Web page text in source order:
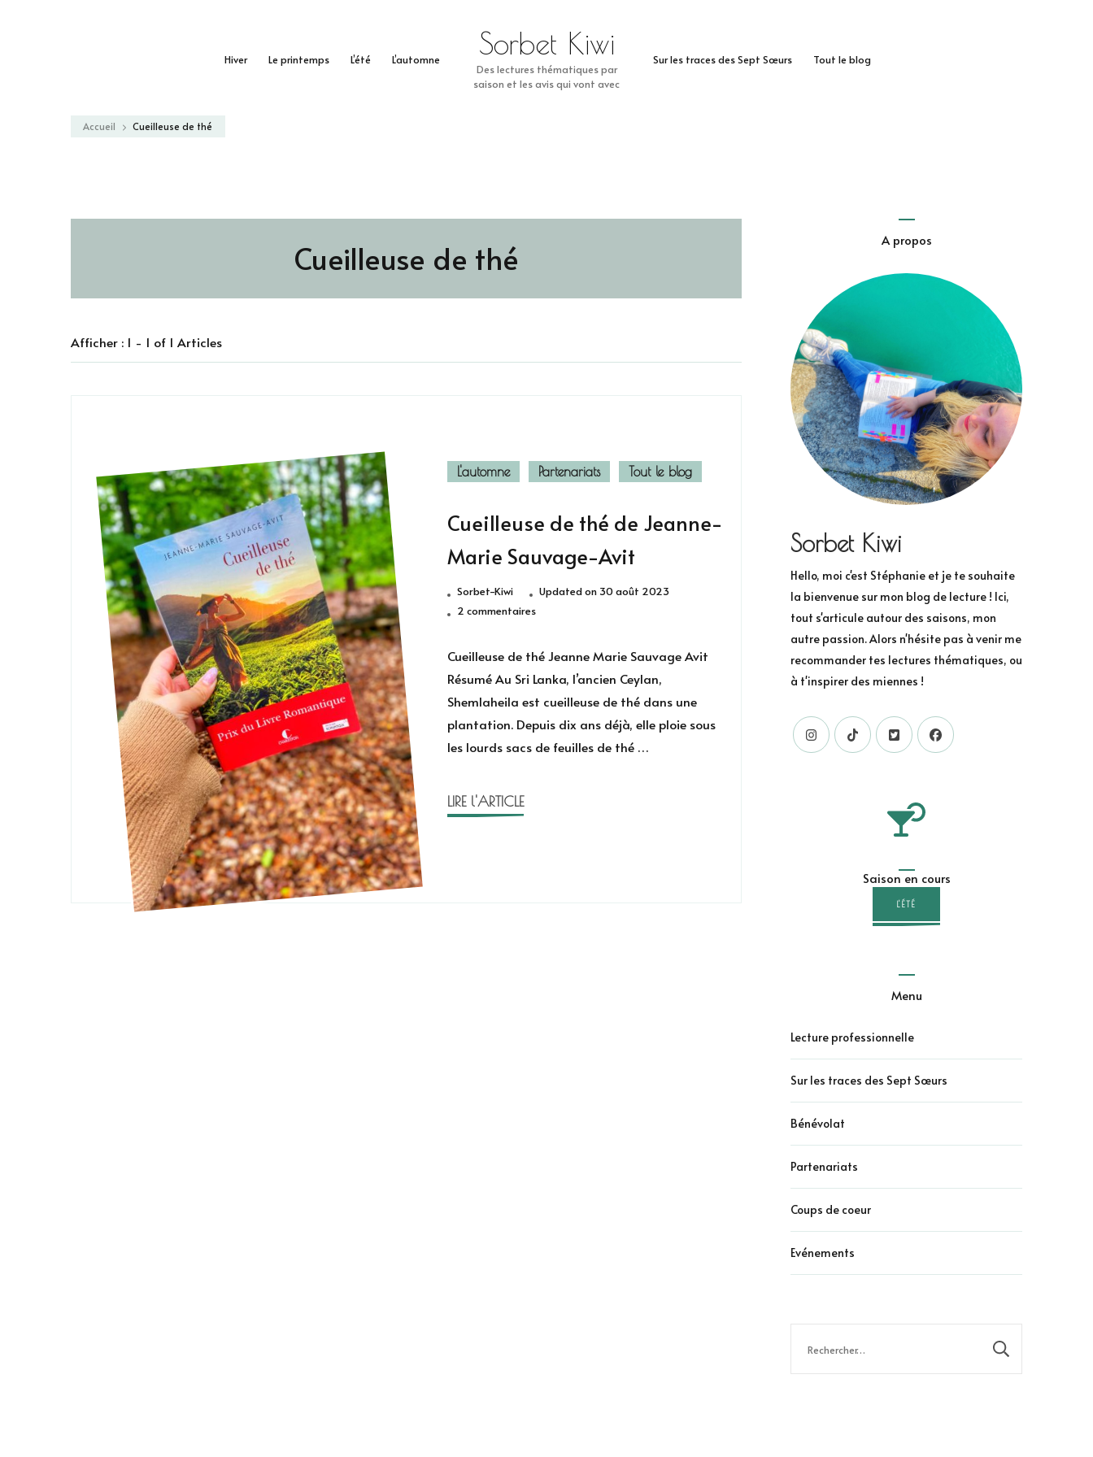
Hiver Le printemps L’été L’automne Sur les traces des Sept Sœurs Tout le blog
Sorbet Kiwi
Des lectures thématiques par
saison et les avis qui vont avec
Accueil Cueilleuse de thé
Cueilleuse de thé
Afficher : 1 - 1 of 1 Articles
L'automne Partenariats Tout le blog
Cueilleuse de thé de Jeanne-
Marie Sauvage-Avit
Sorbet-Kiwi Updated on 30 août 2023
2 commentairessur
de
de
Jeanne-
Marie
Sauvage-
Cueilleuse de thé Jeanne Marie Sauvage Avit
Résumé Au Sri Lanka, l’ancien Ceylan,
Shemlaheila est cueilleuse de thé dans une
plantation. Depuis dix ans déjà, elle ploie sous
les lourds sacs de feuilles de thé …
LIRE l'ARTICLE
A propos
Sorbet Kiwi
Hello, moi c'est Stéphanie et je te souhaite
la bienvenue sur mon blog de lecture ! Ici,
tout s'articule autour des saisons, mon
autre passion. Alors n'hésite pas à venir me
recommander tes lectures thématiques, ou
à t'inspirer des miennes !
Saison en cours
L'ÉTÉ
Menu
Lecture professionnelle
Sur les traces des Sept Sœurs
Bénévolat
Partenariats
Coups de coeur
Evénements